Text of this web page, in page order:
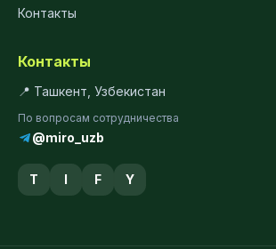
Контакты
Контакты
📍 Ташкент, Узбекистан
По вопросам сотрудничества
@miro_uzb
T I F Y